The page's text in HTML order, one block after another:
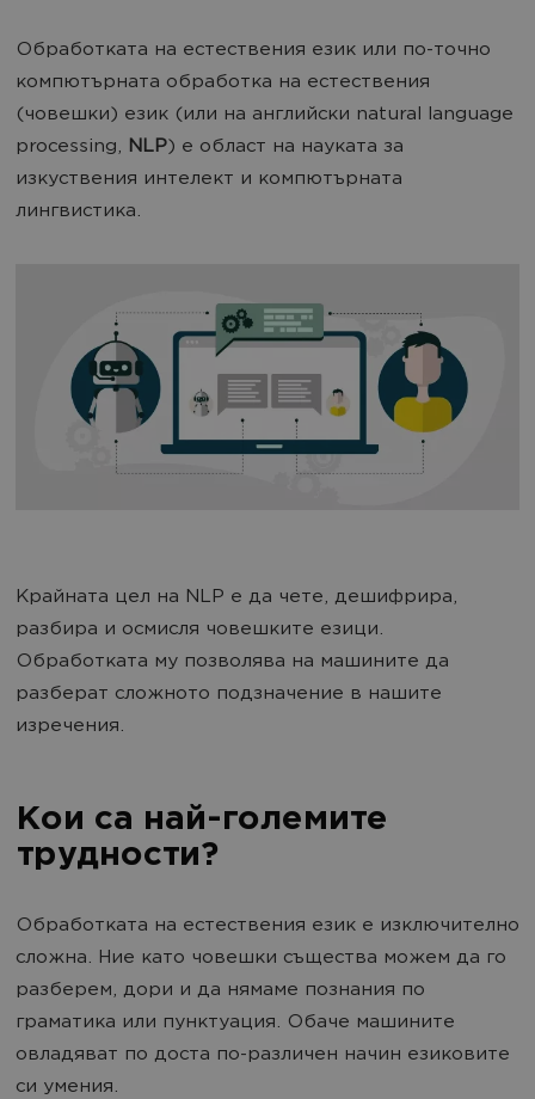
Обработката на естествения език или по-точно
компютърната обработка на естествения
(човешки) език (или на английски natural language
processing, NLP) е област на науката за
изкуствения интелект и компютърната
лингвистика.
Крайната цел на NLP е да чете, дешифрира,
разбира и осмисля човешките езици.
Обработката му позволява на машините да
разберат сложното подзначение в нашите
изречения.
Кои са най-големите
трудности?
Обработката на естествения език е изключително
сложна. Ние като човешки същества можем да го
разберем, дори и да нямаме познания по
граматика или пунктуация. Обаче машините
овладяват по доста по-различен начин езиковите
си умения.